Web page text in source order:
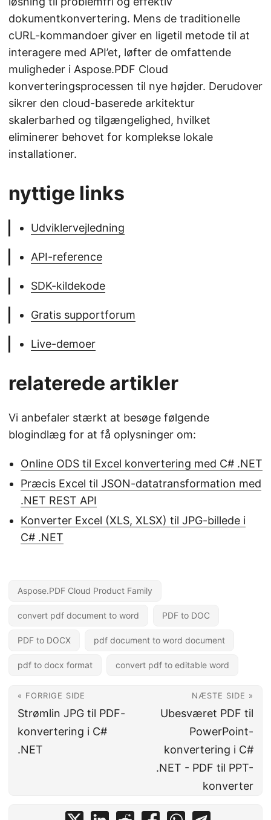
dokumentkonvertering. Mens de traditionelle
cURL-kommandoer giver en ligetil metode til at
interagere med API’et, løfter de omfattende
muligheder i Aspose.PDF Cloud
konverteringsprocessen til nye højder. Derudover
sikrer den cloud-baserede arkitektur
skalerbarhed og tilgængelighed, hvilket
eliminerer behovet for komplekse lokale
installationer.
nyttige links
Udviklervejledning
API-reference
SDK-kildekode
Gratis supportforum
Live-demoer
relaterede artikler
Vi anbefaler stærkt at besøge følgende
blogindlæg for at få oplysninger om:
Online ODS til Excel konvertering med C# .NET
Præcis Excel til JSON-datatransformation med
.NET REST API
Konverter Excel (XLS, XLSX) til JPG-billede i
C# .NET
Aspose.PDF Cloud Product Family
convert pdf document to word PDF to DOC
PDF to DOCX pdf document to word document
pdf to docx format convert pdf to editable word
« FORRIGE SIDE
Strømlin JPG til PDF-
konvertering i C#
.NET
NÆSTE SIDE »
Ubesværet PDF til
PowerPoint-
konvertering i C#
.NET - PDF til PPT-
konverter